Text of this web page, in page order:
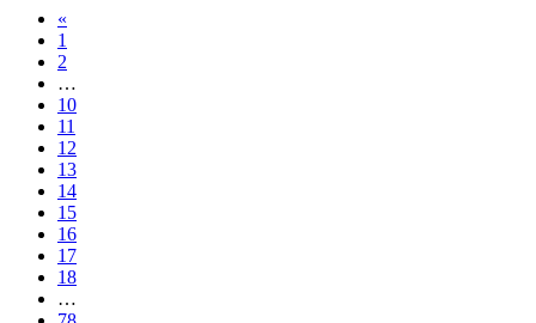
«
1
2
…
10
11
12
13
14
15
16
17
18
…